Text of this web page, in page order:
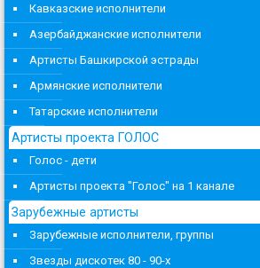
Кавказские исполнители
Азербайджанские исполнители
Артисты Башкирской эстрады
Армянские исполнители
Татарские исполнители
Артисты проекта ГОЛОС
Голос - дети
Артисты проекта "Голос" на 1 канале
Зарубежные артисты
Зарубежные исполнители, группы
Звезды дискотек 80 - 90-х